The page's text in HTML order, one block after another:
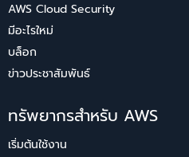
AWS Cloud Security
มีอะไรใหม่
บล็อก
ข่าวประชาสัมพันธ์
ทรัพยากรสำหรับ AWS
เริ่มต้นใช้งาน